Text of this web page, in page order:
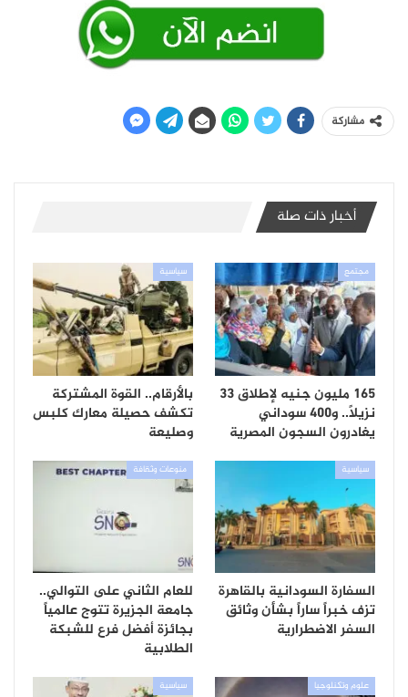
مشاركة
أخبار ذات صلة
مجتمع
165 مليون جنيه لإطلاق 33
نزيلاً.. و400 سوداني
يغادرون السجون المصرية
سياسية
بالأرقام.. القوة المشتركة
تكشف حصيلة معارك كلبس
وصليعة
سياسية
السفارة السودانية بالقاهرة
تزف خبراً ساراً بشأن وثائق
السفر الاضطرارية
منوعات وثقافة
للعام الثاني على التوالي..
جامعة الجزيرة تتوج عالمياً
بجائزة أفضل فرع للشبكة
الطلابية
علوم وتكنلوجيا سياسية